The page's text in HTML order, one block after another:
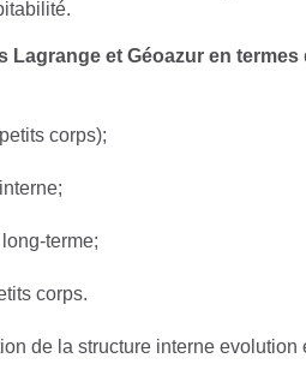
Lagrange et Géoazur en termes
corps);
terme;
corps.
de la structure interne evolution